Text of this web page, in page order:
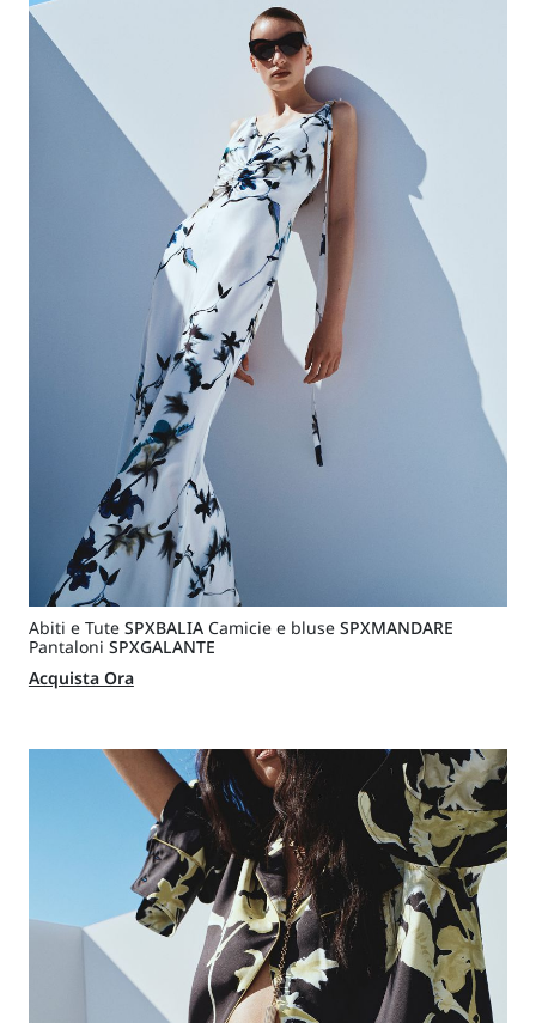
Abiti e Tute SPXBALIACamicie e bluse SPXMANDARE
Pantaloni SPXGALANTE
Acquista Ora